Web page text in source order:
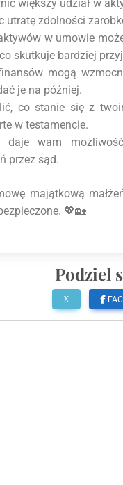
większy udział w
utratę zdolności
w umowie
skutkuje bardziej
mogą
je na później.
co stanie się z
w testamencie.
daje wam
przez sąd.
majątkową
💖🏡
Podziel